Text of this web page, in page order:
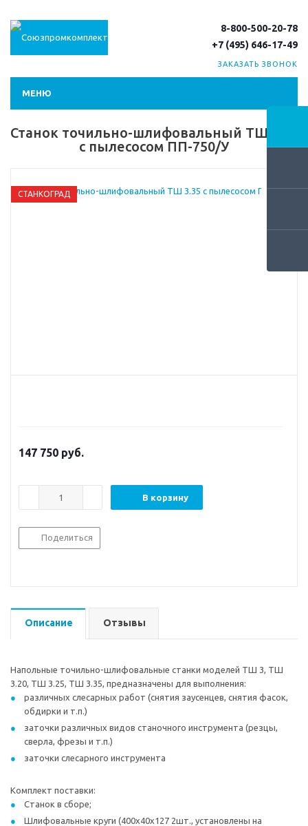
8-800-500-20-78
+7 (495) 646-17-49
ЗАКАЗАТЬ ЗВОНОК
МЕНЮ
Станок точильно-шлифовальный ТШ 3.35
с пылесосом ПП-750/У
СТАНКОГРАД
147 750 руб.
В корзину
Поделиться
Описание Отзывы
Напольные точильно-шлифовальные станки моделей ТШ 3, ТШ
3.20, ТШ 3.25, ТШ 3.35, предназначены для выполнения:
различных слесарных работ (снятия заусенцев, снятия фасок,
обдирки и т.п.)
заточки различных видов станочного инструмента (резцы,
сверла, фрезы и т.п.)
заточки слесарного инструмента
Комплект поставки:
Станок в сборе;
Шлифовальные круги (400х40х127 2шт., установлены на